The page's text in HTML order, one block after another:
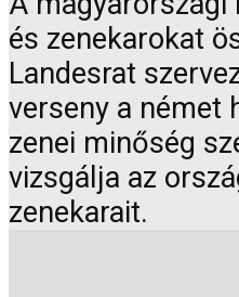
és zenekarokat
Landesrat
verseny a német
zenei minőség
vizsgálja az
zenekarait.